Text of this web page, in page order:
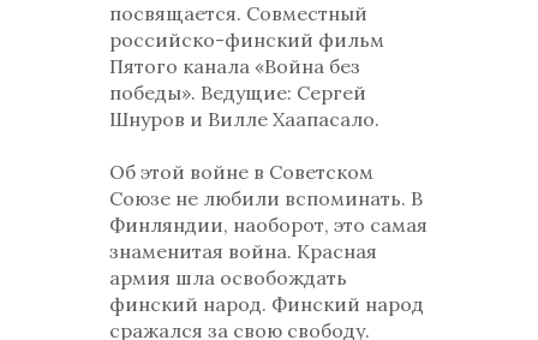
посвящается. Совместный
российско-финский фильм
Пятого канала «Война без
победы». Ведущие: Сергей
Шнуров и Вилле Хаапасало.
Об этой войне в Советском
Союзе не любили вспоминать. В
Финляндии, наоборот, это самая
знаменитая война. Красная
армия шла освобождать
финский народ. Финский народ
сражался за свою свободу.